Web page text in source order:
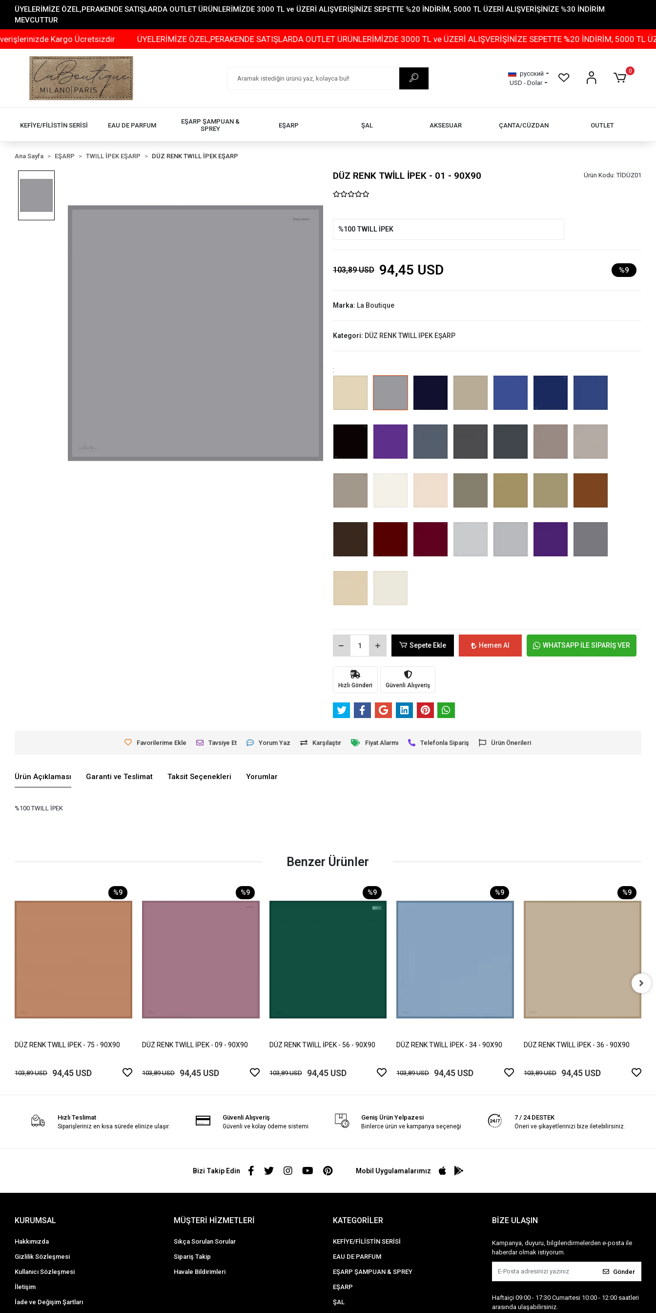
ÜYELERİMİZE ÖZEL,PERAKENDE SATIŞLARDA OUTLET ÜRÜNLERİMİZDE 3000 TL ve ÜZERİ ALIŞVERİŞİNİZE SEPETTE %20 İNDİRİM, 5000 TL ÜZERİ ALIŞVERİŞİNİZE %30 İNDİRİM
MEVCUTTUR
Kargo Ücretsizdir ÜYELERİMİZE ÖZEL,PERAKENDE SATIŞLARDA OUTLET ÜRÜNLERİMİZDE 3000 TL ve ÜZERİ ALIŞVERİŞİNİZE SEPETTE %20 İNDİRİM, 5000 TL ÜZERİ
русский
USD - Dolar
0
KEFİYE/FİLİSTİN SERİSİ EAU DE PARFUM
EŞARP ŞAMPUAN &
SPREY
EŞARP ŞAL AKSESUAR ÇANTA/CÜZDAN OUTLET
Ana Sayfa EŞARP TWILL İPEK EŞARP DÜZ RENK TWILL İPEK EŞARP
DÜZ RENK TWİLL İPEK - 01 - 90X90 Ürün Kodu:TİDÜZ01
%100 TWILL İPEK
103,89 USD 94,45 USD %9
Marka: La Boutique
Kategori: DÜZ RENK TWILL İPEK EŞARP
:
Sepete Ekle Hemen Al WHATSAPP İLE SİPARİŞ VER
Hızlı Gönderi Güvenli Alışveriş
Favorilerime Ekle Tavsiye Et Yorum Yaz Karşılaştır Fiyat Alarmı Telefonla Sipariş Ürün Önerileri
Ürün Açıklaması Garanti ve Teslimat Taksit Seçenekleri Yorumlar
%100 TWILL İPEK
Benzer Ürünler
%9
DÜZ RENK TWILL İPEK - 75 - 90X90
103,89 USD 94,45 USD
%9
DÜZ RENK TWİLL İPEK - 09 - 90X90
103,89 USD 94,45 USD
%9
DÜZ RENK TWİLL İPEK - 56 - 90X90
103,89 USD 94,45 USD
%9
DÜZ RENK TWİLL İPEK - 34 - 90X90
103,89 USD 94,45 USD
%9
DÜZ RENK TWİLL İPEK - 36 - 90X90
103,89 USD 94,45 USD
Hızlı Teslimat
Siparişleriniz en kısa sürede elinize ulaşır.
Güvenli Alışveriş
Güvenli ve kolay ödeme sistemi
Geniş Ürün Yelpazesi
Binlerce ürün ve kampanya seçeneği
7 / 24 DESTEK
Öneri ve şikayetlerinizi bize iletebilirsiniz.
Bizi Takip Edin Mobil Uygulamalarımız
KURUMSAL
Hakkımızda
Gizlilik Sözleşmesi
Kullanıcı Sözleşmesi
İletişim
İade ve Değişim Şartları
MÜŞTERİ HİZMETLERİ
Sıkça Sorulan Sorular
Sipariş Takip
Havale Bildirimleri
KATEGORİLER
KEFİYE/FİLİSTİN SERİSİ
EAU DE PARFUM
EŞARP ŞAMPUAN & SPREY
EŞARP
ŞAL
BİZE ULAŞIN
Kampanya, duyuru, bilgilendirmelerden e-posta ile
haberdar olmak istiyorum.
Gönder
Haftaiçi 09:00 - 17:30 Cumartesi 10:00 - 12:00 saatleri
arasında ulaşabilirsiniz.